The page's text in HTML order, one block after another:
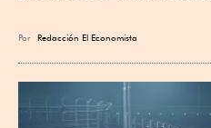
Por Redacción El Economista